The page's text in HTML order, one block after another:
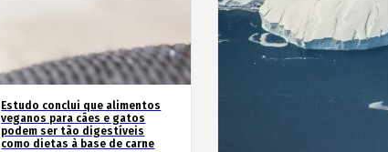
Estudo conclui que alimentos
veganos para cães e gatos
podem ser tão digestíveis
como dietas à base de carne